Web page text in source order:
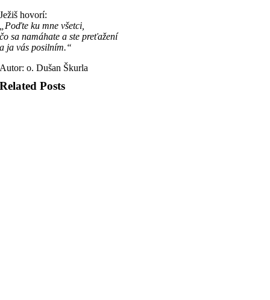
Ježiš hovorí:
„Poďte ku mne všetci,
čo sa namáhate a ste preťažení
a ja vás posilním.“
Autor: o. Dušan Škurla
Related Posts